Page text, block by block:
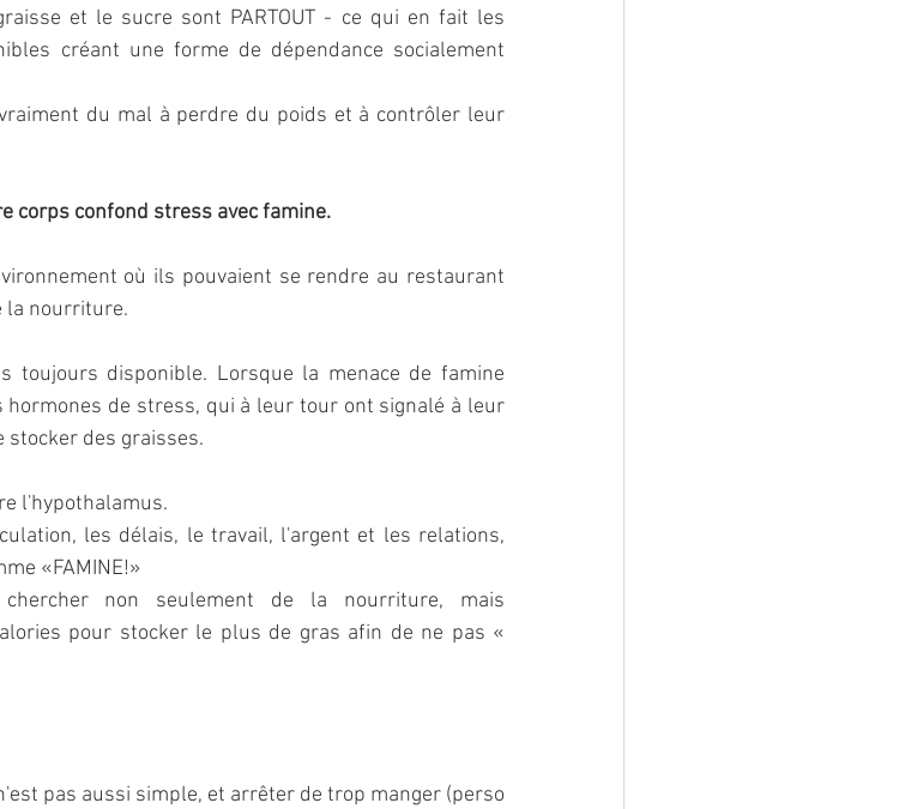
et le sucre sont PARTOUT - ce qui en fait les
créant une forme de dépendance socialement
du mal à perdre du poids et à contrôler leur
corps confond stress avec famine.
où ils pouvaient se rendre au restaurant
la nourriture.
toujours disponible. Lorsque la menace de famine
de stress, qui à leur tour ont signalé à leur
stocker des graisses.
l'hypothalamus.
les délais, le travail, l'argent et les relations,
«FAMINE!»
chercher non seulement de la nourriture, mais
pour stocker le plus de gras afin de ne pas «
pas aussi simple, et arrêter de trop manger (perso